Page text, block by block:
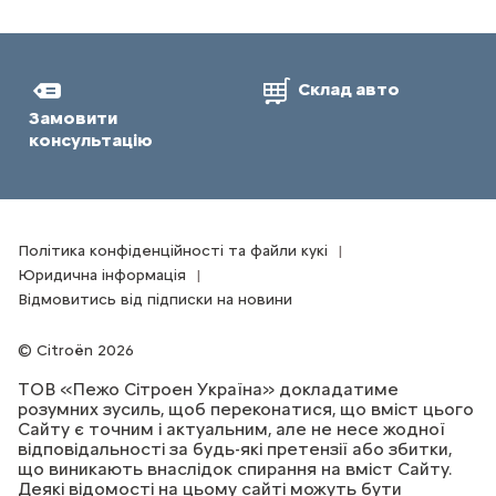
Замовити
консультацію
Склад авто
Citroën 2026
Політика конфіденційності та файли кукі
Юридична інформація
Відмовитись від підписки на новини
ТОВ «Пежо Сітроен Україна» докладатиме
розумних зусиль, щоб переконатися, що вміст цього
Сайту є точним і актуальним, але не несе жодної
відповідальності за будь-які претензії або збитки,
що виникають внаслідок спирання на вміст Сайту.
Деякі відомості на цьому сайті можуть бути